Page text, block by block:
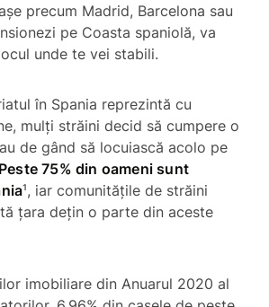
precum Madrid, Barcelona sau
pe Coasta spaniolă, va
unde te vei stabili.
în Spania reprezintă cu
mulți străini decid să cumpere o
de gând să locuiască acolo pe
Peste 75% din oameni sunt
¹, iar comunitățile de străini
țara dețin o parte din aceste
imobiliare din Anuarul 2020 al